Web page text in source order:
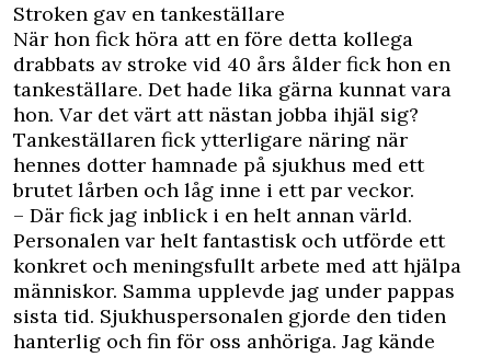
Stroken gav en tankeställare
När hon fick höra att en före detta kollega
drabbats av stroke vid 40 års ålder fick hon en
tankeställare. Det hade lika gärna kunnat vara
hon. Var det värt att nästan jobba ihjäl sig?
Tankeställaren fick ytterligare näring när
hennes dotter hamnade på sjukhus med ett
brutet lårben och låg inne i ett par veckor.
– Där fick jag inblick i en helt annan värld.
Personalen var helt fantastisk och utförde ett
konkret och meningsfullt arbete med att hjälpa
människor. Samma upplevde jag under pappas
sista tid. Sjukhuspersonalen gjorde den tiden
hanterlig och fin för oss anhöriga. Jag kände